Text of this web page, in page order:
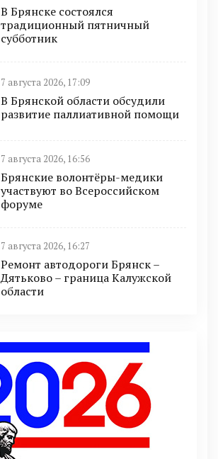
В Брянске состоялся
традиционный пятничный
субботник
7 августа 2026, 17:09
В Брянской области обсудили
развитие паллиативной помощи
7 августа 2026, 16:56
Брянские волонтёры-медики
участвуют во Всероссийском
форуме
7 августа 2026, 16:27
Ремонт автодороги Брянск –
Дятьково – граница Калужской
области